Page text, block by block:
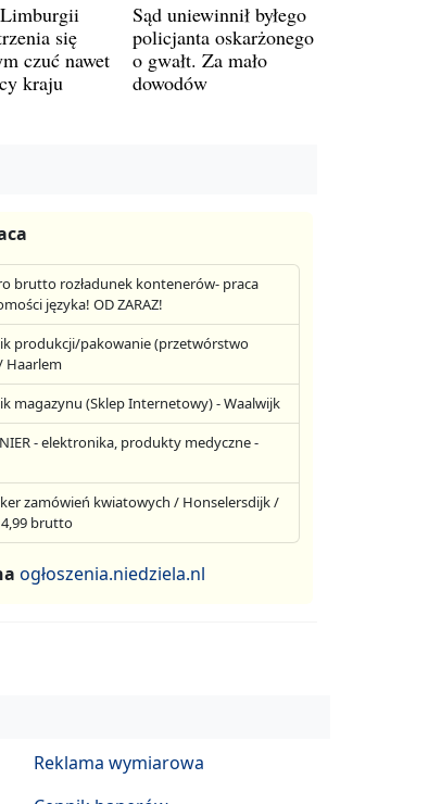
się
czuć nawet
kraju
Sąd uniewinnił byłego
policjanta oskarżonego
o gwałt. Za mało
dowodów
brutto rozładunek kontenerów- praca
języka! OD ZARAZ!
produkcji/pakowanie (przetwórstwo
Haarlem
magazynu (Sklep Internetowy) - Waalwijk
- elektronika, produkty medyczne -
zamówień kwiatowych / Honselersdijk /
brutto
ogłoszenia.niedziela.nl
Reklama wymiarowa